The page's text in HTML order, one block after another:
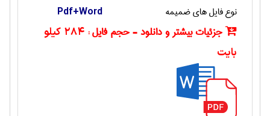
نوع فایل های ضمیمه Pdf+Word
جزئیات بیشتر و دانلود - حجم فایل :
284 کیلو
بایت